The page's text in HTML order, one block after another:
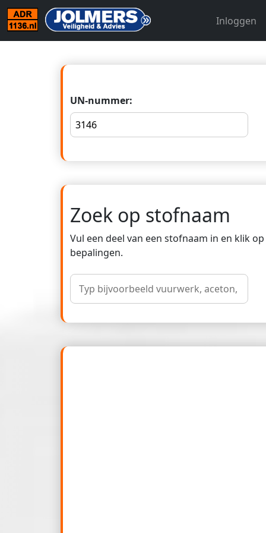
Inloggen
UN-nummer:
Zoek op stofnaam
Vul een deel van een stofnaam in en klik
bepalingen.